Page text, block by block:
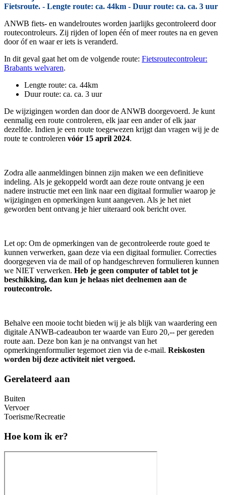
Fietsroute. - Lengte route: ca. 44km - Duur route: ca. ca. 3 uur
ANWB fiets- en wandelroutes worden jaarlijks gecontroleerd door
routecontroleurs. Zij rijden of lopen één of meer routes na en geven
door óf en waar er iets is veranderd.
In dit geval gaat het om de volgende route: Fietsroutecontroleur:
Brabants welvaren.
Lengte route: ca. 44km
Duur route: ca. ca. 3 uur
De wijzigingen worden dan door de ANWB doorgevoerd. Je kunt
eenmalig een route controleren, elk jaar een ander of elk jaar
dezelfde. Indien je een route toegewezen krijgt dan vragen wij je de
route te controleren vóór 15 april 2024.
Zodra alle aanmeldingen binnen zijn maken we een definitieve
indeling. Als je gekoppeld wordt aan deze route ontvang je een
nadere instructie met een link naar een digitaal formulier waarop je
wijzigingen en opmerkingen kunt aangeven. Als je het niet
geworden bent ontvang je hier uiteraard ook bericht over.
Let op: Om de opmerkingen van de gecontroleerde route goed te
kunnen verwerken, gaan deze via een digitaal formulier. Correcties
doorgegeven via de mail of op handgeschreven formulieren kunnen
we NIET verwerken. Heb je geen computer of tablet tot je
beschikking, dan kun je helaas niet deelnemen aan de
routecontrole.
Behalve een mooie tocht bieden wij je als blijk van waardering een
digitale ANWB-cadeaubon ter waarde van Euro 20,-- per gereden
route aan. Deze bon kan je na ontvangst van het
opmerkingenformulier tegemoet zien via de e-mail. Reiskosten
worden bij deze activiteit niet vergoed.
Gerelateerd aan
Buiten
Vervoer
Toerisme/Recreatie
Hoe kom ik er?